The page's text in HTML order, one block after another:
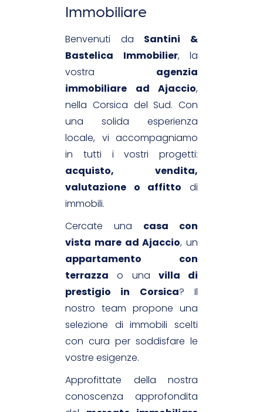
Immobiliare
Benvenuti da Santini &
Bastelica Immobilier, la
vostra agenzia
immobiliare ad Ajaccio,
nella Corsica del Sud. Con
una solida esperienza
locale, vi accompagniamo
in tutti i vostri progetti:
acquisto, vendita,
valutazione o affitto di
immobili.
Cercate una casa con
vista mare ad Ajaccio, un
appartamento con
terrazza o una villa di
prestigio in Corsica? Il
nostro team propone una
selezione di immobili scelti
con cura per soddisfare le
vostre esigenze.
Approfittate della nostra
conoscenza approfondita